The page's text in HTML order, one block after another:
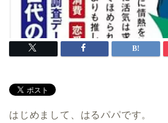
はじめまして、はるパパです。